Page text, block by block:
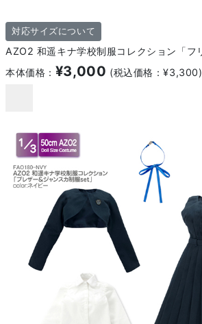
対応サイズについて
本体価格： ¥3,000 (税込価格：¥3,300)